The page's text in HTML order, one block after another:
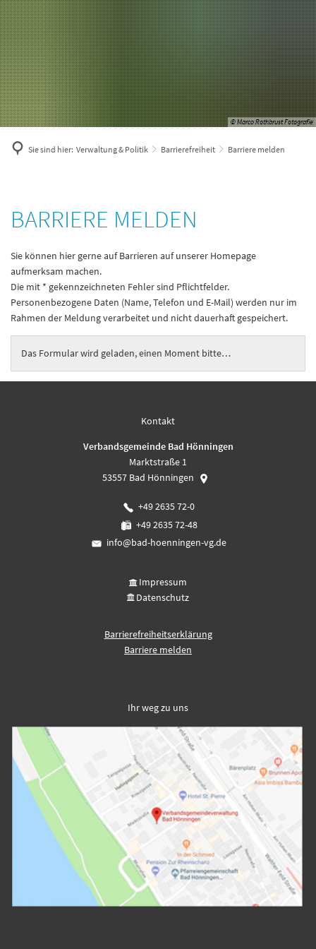
© Marco Rothbrust Fotografie
Sie sind hier: Verwaltung & Politik Barrierefreiheit Barriere melden
Barriere
BARRIERE MELDEN
Sie können hier gerne auf Barrieren auf unserer Homepage
aufmerksam machen.
Die mit * gekennzeichneten Fehler sind Pflichtfelder.
Personenbezogene Daten (Name, Telefon und E-Mail) werden nur im
Rahmen der Meldung verarbeitet und nicht dauerhaft gespeichert.
Das Formular wird geladen, einen Moment bitte…
Kontakt
Verbandsgemeinde Bad Hönningen
Marktstraße 1
53557 Bad Hönningen
+49 2635 72-0
+49 2635 72-48
info@bad-hoenningen-vg.de
Impressum
Datenschutz
Barrierefreiheitserklärung
Barriere melden
Ihr weg zu uns